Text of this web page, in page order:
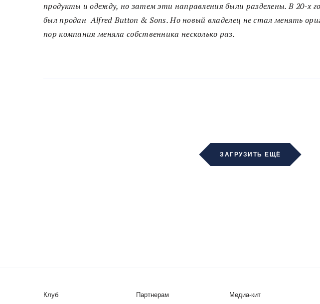
продукты и одежду, но затем эти направления были разделены. В 20-х
был продан Alfred Button & Sons. Но новый владелец не стал менять
пор компания меняла собственника несколько раз.
ЗАГРУЗИТЬ ЕЩЁ
Клуб Партнерам Медиа-кит